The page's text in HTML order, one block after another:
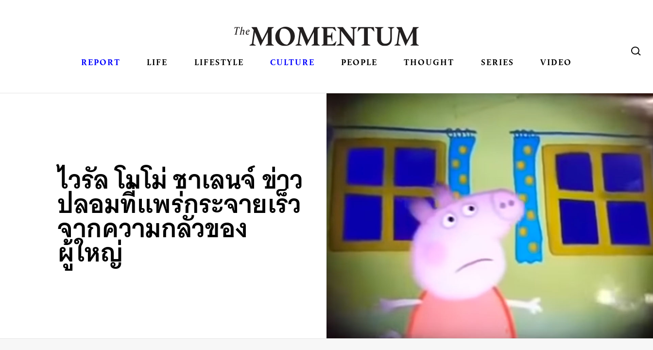
REPORT LIFE LIFESTYLE CULTURE PEOPLE THOUGHT SERIES VIDEO
ไวรัล โมโม่ ชาเลนจ์ ข่าว
ปลอมที่แพร่กระจายเร็ว
จากความกลัวของ
ผู้ใหญ่